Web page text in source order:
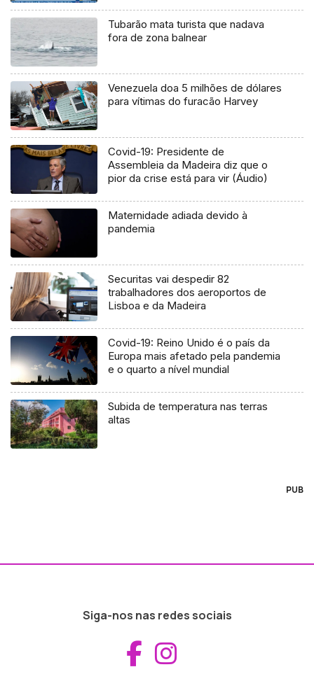
Tubarão mata turista que nadava
fora de zona balnear
Venezuela doa 5 milhões de dólares
para vítimas do furacão Harvey
Covid-19: Presidente de
Assembleia da Madeira diz que o
pior da crise está para vir (Áudio)
Maternidade adiada devido à
pandemia
Securitas vai despedir 82
trabalhadores dos aeroportos de
Lisboa e da Madeira
Covid-19: Reino Unido é o país da
Europa mais afetado pela pandemia
e o quarto a nível mundial
Subida de temperatura nas terras
altas
PUB
Siga-nos nas redes sociais
Aceder ao